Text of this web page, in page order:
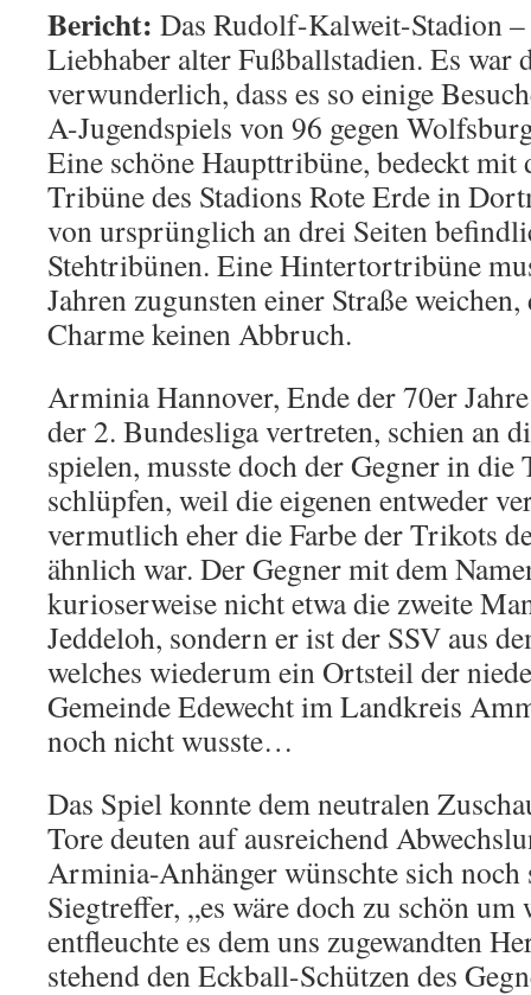
Bericht: Das Rudolf-Kalweit-Stadion
Liebhaber alter Fußballstadien. Es war
verwunderlich, dass es so einige
A-Jugendspiels von 96 gegen
Eine schöne Haupttribüne, bedeckt mit
Tribüne des Stadions Rote Erde in
von ursprünglich an drei Seiten
Stehtribünen. Eine Hintertortribüne
Jahren zugunsten einer Straße
Charme keinen Abbruch.
Arminia Hannover, Ende der 70er
der 2. Bundesliga vertreten, schien an
spielen, musste doch der Gegner in
schlüpfen, weil die eigenen entweder
vermutlich eher die Farbe der Trikots
ähnlich war. Der Gegner mit dem
kurioserweise nicht etwa die zweite
Jeddeloh, sondern er ist der SSV aus
welches wiederum ein Ortsteil der
Gemeinde Edewecht im Landkreis
noch nicht wusste…
Das Spiel konnte dem neutralen
Tore deuten auf ausreichend
Arminia-Anhänger wünschte sich noch
Siegtreffer, „es wäre doch zu schön um
entfleuchte es dem uns zugewandten
stehend den Eckball-Schützen des